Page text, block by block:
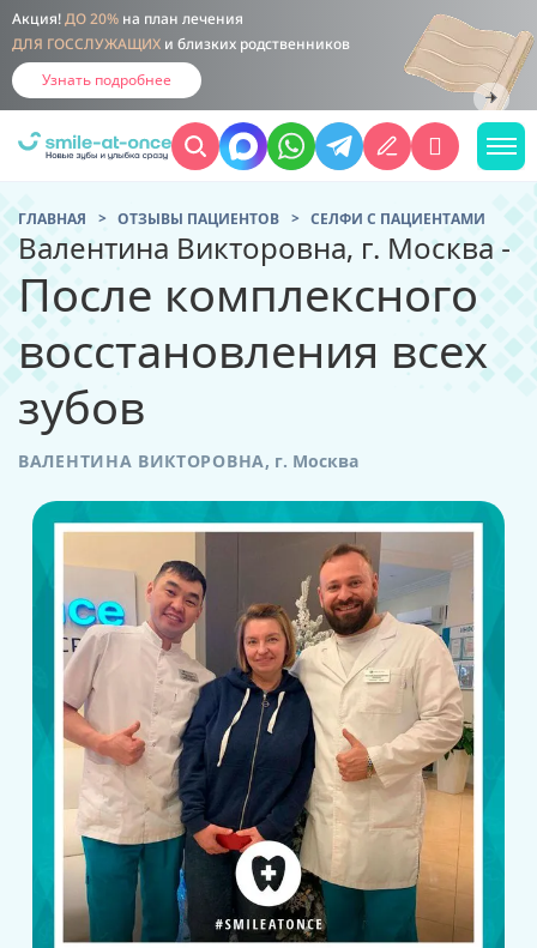
Акция! ДО 20% на план лечения
ДЛЯ ГОССЛУЖАЩИХ и близких родственников
Узнать подробнее
ГЛАВНАЯ ОТЗЫВЫ ПАЦИЕНТОВ CЕЛФИ С ПАЦИЕНТАМИ
Валентина Викторовна, г. Москва -
После комплексного
восстановления всех
зубов
ВАЛЕНТИНА ВИКТОРОВНА, г. Москва